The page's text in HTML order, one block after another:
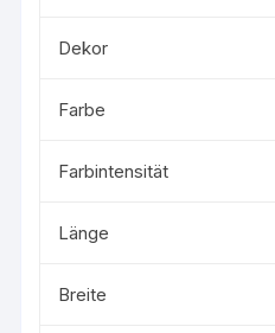
Dekor
Farbe
Farbintensität
Länge
Breite